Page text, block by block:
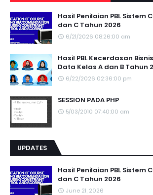
Hasil Penilaian PBL Sistem
dan C Tahun 2026
6/21/2026 08:26:00 am
Hasil PBL Kecerdasan
Data Kelas A dan B Tahun
6/22/2026 02:36:00 pm
SESSION PADA PHP
5/03/2010 07:40:00 am
UPDATES
Hasil Penilaian PBL Sistem
dan C Tahun 2026
June 21, 2026